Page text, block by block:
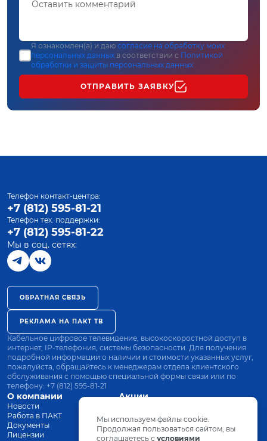
Я ознакомлен(а) и даю согласие на обработку моих
персональных данных в соответствии с Политикой
обработки и защиты персональных данных
ОТПРАВИТЬ ЗАЯВКУ
О компании
Новости
Работа в ПАКТ
Документы
Лицензии
Акции
Оплата
Оборудование
Телефон контакт-центра:
+7 (812) 595-81-21
Телефон тех. поддержки:
+7 (812) 595-81-22
Мы в соц. сетях:
ОБРАТНАЯ СВЯЗЬ
РЕКЛАМА НА ПАКТ ТВ
Кабельное цифровое телевидение, высокоскоростной доступ в
интернет, IP-телефония, системы безопасности. Для получения
подробной информации о наличии и стоимости указанных услуг,
пожалуйста, обращайтесь к менеджерам отдела клиентского
обслуживания с помощью специальной формы связи или по
телефону: +7 (812) 595-81-21
Мы используем файлы cookie.
Продолжая пользоваться сайтом, вы
соглашаетесь с условиями